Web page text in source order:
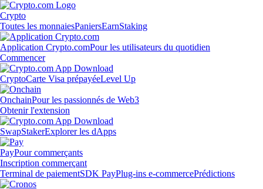
Crypto
Toutes les monnaiesPaniersEarnStaking
Application Crypto.comPour les utilisateurs du quotidien
Commencer
CryptoCarte Visa prépayéeLevel Up
OnchainPour les passionnés de Web3
Obtenir l'extension
SwapStakerExplorer les dApps
PayPour commerçants
Inscription commerçant
Terminal de paiementSDK PayPlug-ins e-commercePrédictions